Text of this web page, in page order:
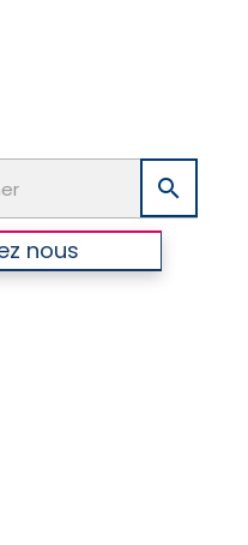

nous